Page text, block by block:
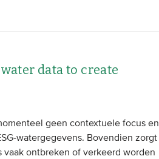
data to create
geen contextuele focus en
watergegevens. Bovendien zorgt
ontbreken of verkeerd worden